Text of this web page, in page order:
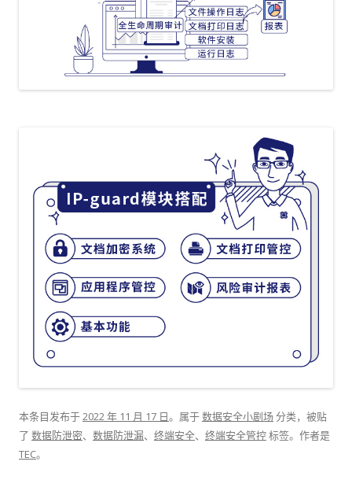
本条目发布于2022 年 11 月 17 日。属于数据安全小剧场分类，被贴
了 数据防泄密、 数据防泄漏、 终端安全、 终端安全管控标签。 作者是
TEC。